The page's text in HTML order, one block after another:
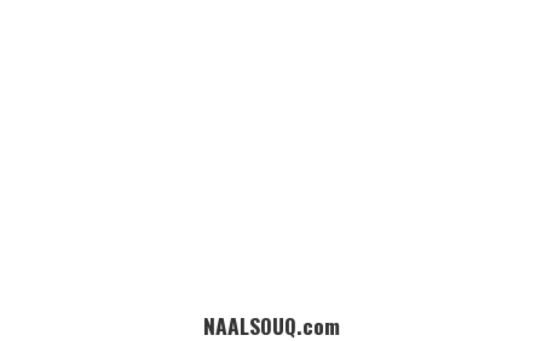
NAALSOUQ.com